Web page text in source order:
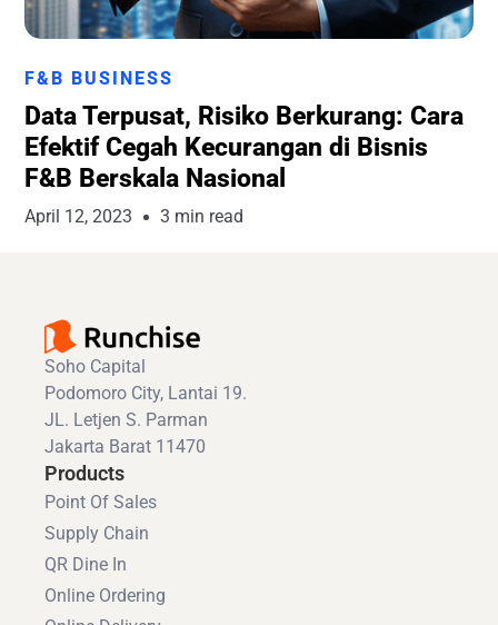
Runchise Team
F&B BUSINESS
Data Terpusat, Risiko Berkurang: Cara
Efektif Cegah Kecurangan di Bisnis
F&B Berskala Nasional
April 12, 2023 3 min read
Soho Capital
Podomoro City, Lantai 19.
JL. Letjen S. Parman
Jakarta Barat 11470
Products
Point Of Sales
Supply Chain
QR Dine In
Online Ordering